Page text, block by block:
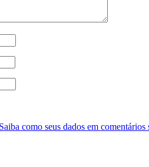
Saiba como seus dados em comentários